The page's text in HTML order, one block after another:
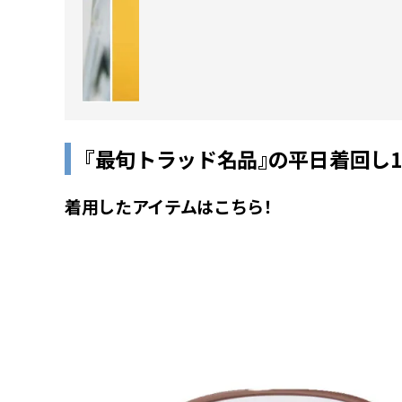
『最旬トラッド名品』の平日着回し
着用したアイテムはこちら！